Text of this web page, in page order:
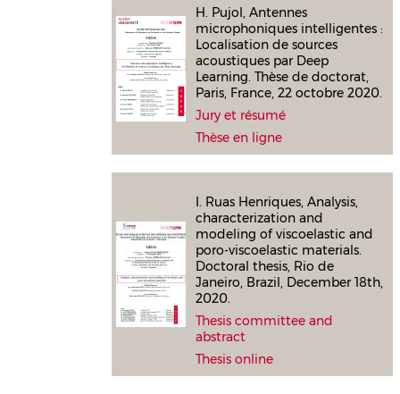
H. Pujol, Antennes
microphoniques intelligentes :
Localisation de sources
acoustiques par Deep
Learning. Thèse de doctorat,
Paris, France, 22 octobre 2020.
Jury et résumé
Thèse en ligne
I. Ruas Henriques, Analysis,
characterization and
modeling of viscoelastic and
poro-viscoelastic materials.
Doctoral thesis, Rio de
Janeiro, Brazil, December 18th,
2020.
Thesis committee and
abstract
Thesis online